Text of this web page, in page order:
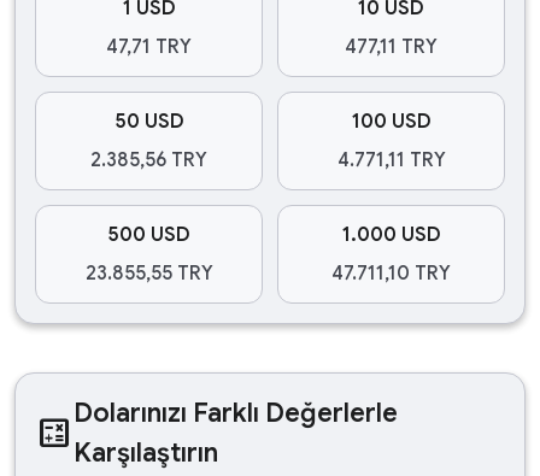
1 USD
47,71 TRY
10 USD
477,11 TRY
50 USD
2.385,56 TRY
100 USD
4.771,11 TRY
500 USD
23.855,55 TRY
1.000 USD
47.711,10 TRY
calculate Dolarınızı Farklı Değerlerle
Karşılaştırın